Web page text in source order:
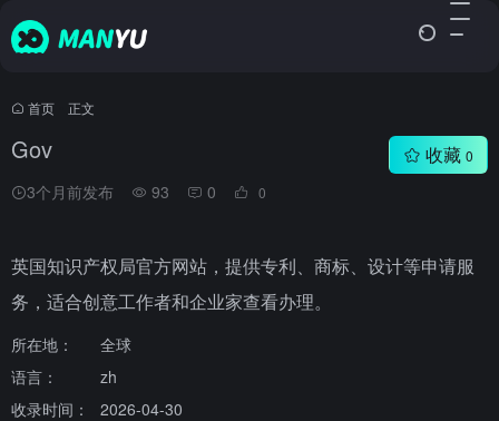
首页 正文
Gov
3个月前发布 93 0 0
收藏 0
英国知识产权局官方网站，提供专利、商标、设计等申请服
务，适合创意工作者和企业家查看办理。
所在地：
全球
语言：
zh
收录时间：
2026-04-30